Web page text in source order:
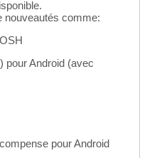
nouveautés comme:
pour Android (avec
pour Android